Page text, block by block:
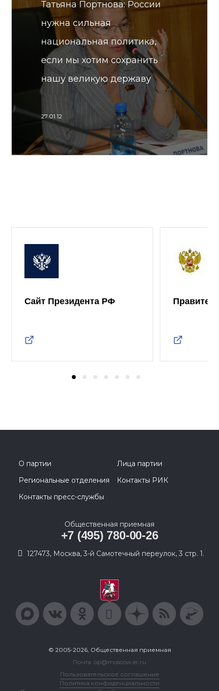
Татьяна Портнова: России
нужна сильная
национальная политика,
если мы хотим сохранить
нашу великую державу
27.01.12
Сайт Президента РФ
О партии
Лица партии
Региональные отделения
Контакты РИК
Контакты пресс-службы
Общественная приемная
+7 (495) 780-00-26
127473, Москва, 3-й Самотечный переулок, 3 стр. 1.
© 2005-2026, Общественная приемная
Почта: op@moscow.er.ru
Пользовательское соглашение
Политика конфиденциальности